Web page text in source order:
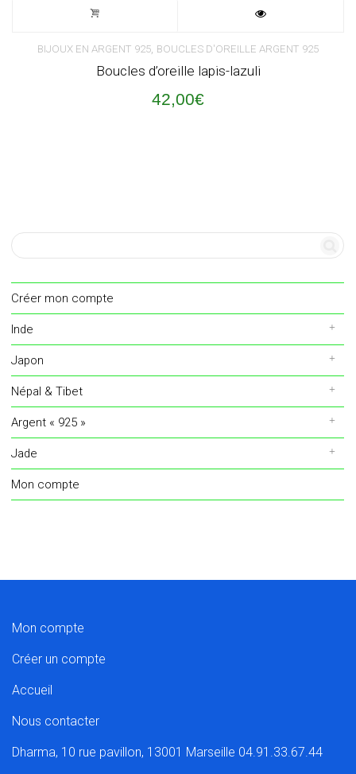
BIJOUX EN ARGENT 925, BOUCLES D'OREILLE ARGENT 925
Boucles d’oreille lapis-lazuli
42,00€
Créer mon compte
Inde
Japon
Népal & Tibet
Argent « 925 »
Jade
Mon compte
Mon compte
Créer un compte
Accueil
Nous contacter
Dharma, 10 rue pavillon, 13001 Marseille 04.91.33.67.44